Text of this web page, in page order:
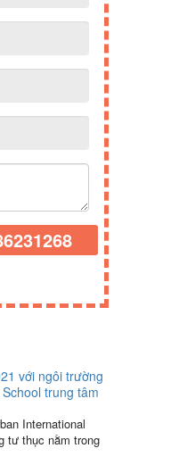
với ngôi trường
trung tâm
International
tư thục nằm trong